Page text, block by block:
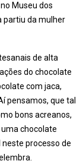
Museu dos
partiu da mulher
de alta
do chocolate
com jaca,
pensamos, que tal
bons acreanos,
chocolate
processo de